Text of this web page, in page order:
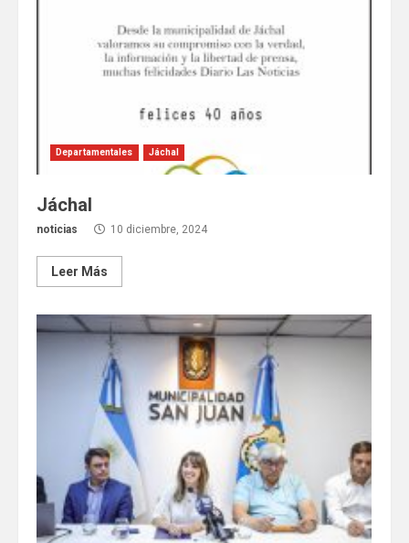
Departamentales Jáchal
Jáchal
noticias 10 diciembre, 2024
Leer Más